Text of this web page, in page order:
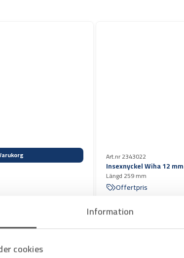
Information
cookies
Art.nr 2343022
Insexnyckel Wiha 12 mm
Längd 259 mm
Offertpris